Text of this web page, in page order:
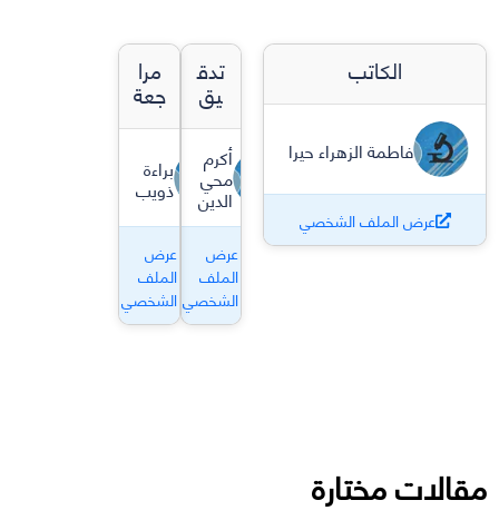
الكاتب
فاطمة الزهراء حيرا
عرض الملف الشخصي
تدق
يق
أكرم
محي
الدين
عرض
الملف
الشخصي
مرا
جعة
براءة
ذويب
عرض
الملف
الشخصي
مقالات مختارة